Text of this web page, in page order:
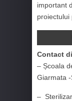
important
proiectului
Contact
– Școala
Giarmata
–